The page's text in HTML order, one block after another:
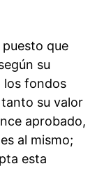
que
su
los fondos
su valor
aprobado,
al mismo;
esta